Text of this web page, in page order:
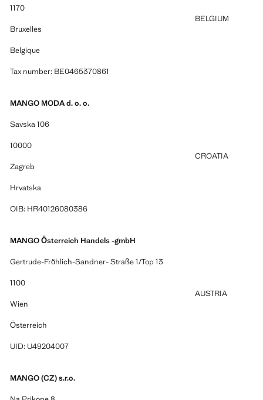
1170
Bruxelles
Belgique
Tax number: BE0465370861
BELGIUM
MANGO MODA d. o. o.
Savska 106
10000
Zagreb
Hrvatska
OIB: HR40126080386
CROATIA
MANGO Österreich Handels -gmbH
Gertrude-Fröhlich-Sandner- Straße 1/Top 13
1100
Wien
Österreich
UID: U49204007
AUSTRIA
MANGO (CZ) s.r.o.